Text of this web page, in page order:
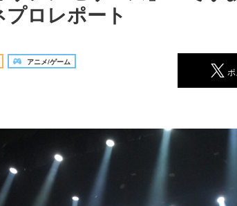
ロレポート
アニメ/ゲーム